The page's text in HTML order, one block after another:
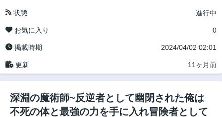
状態 進行中
お気に入り 0
掲載時期 2024/04/02 02:01
更新 11ヶ月前
深淵の魔術師~反逆者として幽閉された俺は
不死の体と最強の力を手に入れ冒険者として